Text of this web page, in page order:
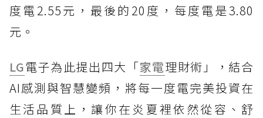
度電2.55元，最後的20度，每度電是3.80
元。
LG電子為此提出四大「家電理財術」，結合
AI感測與智慧變頻，將每一度電完美投資在
生活品質上，讓你在炎夏裡依然從容、舒